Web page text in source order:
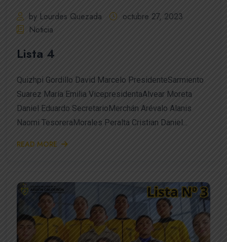
by Lourdes Quezada
octubre 27, 2023
Noticia
Lista 4
Quizhpi Gordillo David Marcelo PresidenteSarmiento
Suarez María Emilia VicepresidentaAlvear Moreta
Daniel Eduardo SecretarioMerchán Arévalo Alanis
Naomi TesoreraMorales Peralta Cristian Daniel...
READ MORE